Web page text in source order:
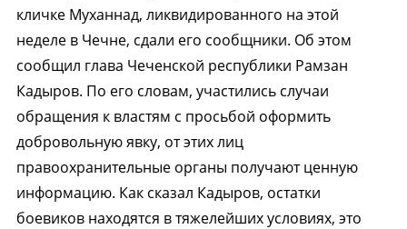
кличке Муханнад, ликвидированного на этой
неделе в Чечне, сдали его сообщники. Об этом
сообщил глава Чеченской республики Рамзан
Кадыров. По его словам, участились случаи
обращения к властям с просьбой оформить
добровольную явку, от этих лиц
правоохранительные органы получают ценную
информацию. Как сказал Кадыров, остатки
боевиков находятся в тяжелейших условиях, это